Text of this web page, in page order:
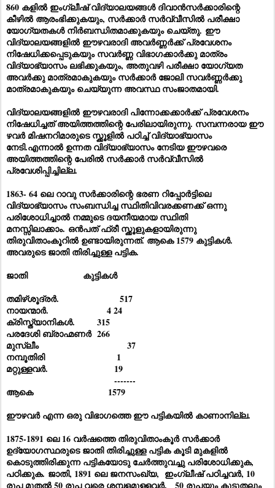
860 കളിൽ ഇംഗ്ലീഷ് വിദ്യാലയങ്ങൾ ദിവാൻസർക്കാരിന്റെ
കീഴിൽ ആരംഭിക്കുകയും, സർക്കാർ സർവ്വീസിൽ പരീക്ഷാ
യോഗ്യതകൾ നിർബന്ധിതമാക്കുകയും ചെയ്തു. ഈ
വിദ്യാലയങ്ങളിൽ ഈഴവരാദി അവർണ്ണർക്ക് പ്രവേശനം
നിഷേധിക്കപ്പെടുകയും സവർണ്ണ വിഭാഗക്കാർക്കു മാത്രം
വിദ്യാഭ്യാസം ലഭിക്കുകയും, അതുവഴി പരീക്ഷാ യോഗ്യത
അവർക്കു മാത്രമാകുകയും സർക്കാർ ജോലി സവർണ്ണർക്കു
മാത്രമാകുകയും ചെയ്യുന്ന അവസ്ഥ സംജാതമായി.
വിദ്യാലയങ്ങളിൽ ഈഴവരാദി പിന്നോക്കക്കാർക്ക് പ്രവേശനം
നിഷേധിച്ചത് അയിത്തത്തിന്റെ പേരിലായിരുന്നു. സമ്പന്നരായ ഈ
ഴവർ മിഷനറിമാരുടെ സ്ക്കൂളിൽ പഠിച്ച് വിദ്യാഭ്യാസം
നേടി.എന്നാൽ ഉന്നത വിദ്യാഭ്യാസം നേടിയ ഈഴവരെ
അയിത്തത്തിന്റെ പേരിൽ സർക്കാർ സർവ്വീസിൽ
പ്രവേശിപ്പിച്ചില്ല.
1863- 64 ലെ റാവു സർക്കാരിന്റെ ഭരണ റിപ്പോർട്ടിലെ
വിദ്യാഭ്യാസം സംബന്ധിച്ച സ്ഥിതിവിവരക്കണക്ക് ഒന്നു
പരിശോധിച്ചാൽ നമ്മുടെ ദയനീയമായ സ്ഥിതി
മനസ്സിലാക്കാം. ഒൻപത് ഫ്രീ സ്ക്കൂളുകളായിരുന്നു
തിരുവിതാംകൂറിൽ ഉണ്ടായിരുന്നത്. ആകെ 1579 കുട്ടികൾ.
അവരുടെ ജാതി തിരിച്ചുള്ള പട്ടിക.
ജാതി കുട്ടികൾ
തമിഴ്ശൂദ്രർ. 517
നായന്മാർ. 4 24
ക്രിസ്ത്യാനികൾ. 315
പരദേശി ബ്രാഹ്മണർ 266
മുസ്ലീം 37
നമ്പൂതിരി 1
മറ്റുള്ളവർ. 19
-------
ആകെ 1579
ഈഴവർ എന്ന ഒരു വിഭാഗത്തെ ഈ പട്ടികയിൽ കാണാനില്ല.
1875-1891 ലെ 16 വർഷത്തെ തിരുവിതാംകൂർ സർക്കാർ
ഉദ്യോഗസ്ഥരുടെ ജാതി തിരിച്ചുള്ള പട്ടിക കൂടി മുകളിൽ
കൊടുത്തിരിക്കുന്ന പട്ടികയോടു ചേർത്തുവച്ചു പരിശോധിക്കുക,
പഠിക്കുക. ജാതി, 1891 ലെ ജനസംഖ്യ, ഇംഗ്ലീഷ് പഠിച്ചവർ, 10